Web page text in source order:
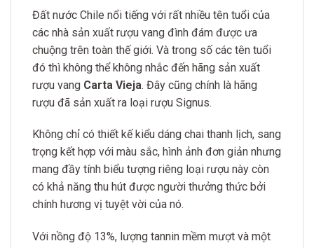
Đất nước Chile nổi tiếng với rất nhiều tên tuổi của
các nhà sản xuất rượu vang đình đám được ưa
chuộng trên toàn thế giới. Và trong số các tên tuổi
đó thì không thể không nhắc đến hãng sản xuất
rượu vang Carta Vieja. Đây cũng chính là hãng
rượu đã sản xuất ra loại rượu Signus.
Không chỉ có thiết kế kiểu dáng chai thanh lịch, sang
trọng kết hợp với màu sắc, hình ảnh đơn giản nhưng
mang đầy tính biểu tượng riêng loại rượu này còn
có khả năng thu hút được người thưởng thức bởi
chính hương vị tuyệt vời của nó.
Với nồng độ 13%, lượng tannin mềm mượt và một